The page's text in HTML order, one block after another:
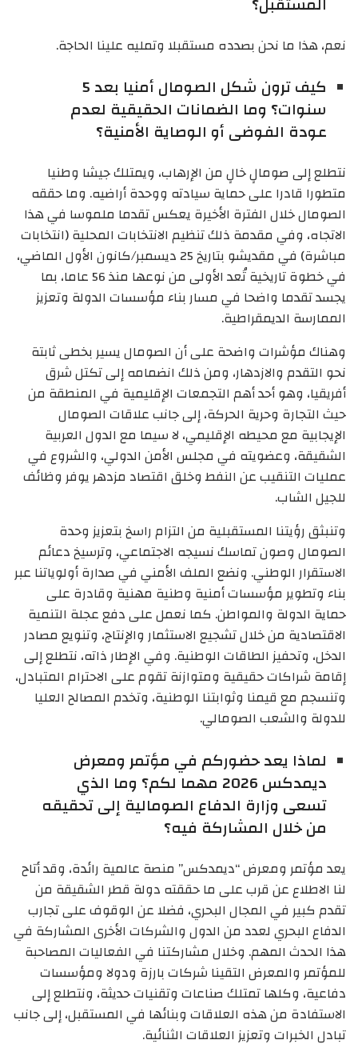
نعم، هذا ما نحن بصدده مستقبلا وتمليه علينا الحاجة.
كيف ترون شكل الصومال أمنيا بعد 5
سنوات؟ وما الضمانات الحقيقية لعدم
عودة الفوضى أو الوصاية الأمنية؟
نتطلع إلى صومالٍ خالٍ من الإرهاب، ويمتلك جيشا وطنيا
متطورا قادرا على حماية سيادته ووحدة أراضيه. وما حققه
الصومال خلال الفترة الأخيرة يعكس تقدما ملموسا في هذا
الاتجاه، وفي مقدمة ذلك تنظيم الانتخابات المحلية (انتخابات
مباشرة) في مقديشو بتاريخ 25 ديسمبر/كانون الأول الماضي،
في خطوة تاريخية تُعد الأولى من نوعها منذ 56 عاما، بما
يجسد تقدما واضحا في مسار بناء مؤسسات الدولة وتعزيز
الممارسة الديمقراطية.
وهناك مؤشرات واضحة على أن الصومال يسير بخطى ثابتة
نحو التقدم والازدهار، ومن ذلك انضمامه إلى تكتل شرق
أفريقيا، وهو أحد أهم التجمعات الإقليمية في المنطقة من
حيث التجارة وحرية الحركة، إلى جانب علاقات الصومال
الإيجابية مع محيطه الإقليمي، لا سيما مع الدول العربية
الشقيقة، وعضويته في مجلس الأمن الدولي، والشروع في
عمليات التنقيب عن النفط وخلق اقتصاد مزدهر يوفر وظائف
للجيل الشاب.
وتنبثق رؤيتنا المستقبلية من التزام راسخ بتعزيز وحدة
الصومال وصون تماسك نسيجه الاجتماعي، وترسيخ دعائم
الاستقرار الوطني. ونضع الملف الأمني في صدارة أولوياتنا عبر
بناء وتطوير مؤسسات أمنية وطنية مهنية وقادرة على
حماية الدولة والمواطن. كما نعمل على دفع عجلة التنمية
الاقتصادية من خلال تشجيع الاستثمار والإنتاج، وتنويع مصادر
الدخل، وتحفيز الطاقات الوطنية. وفي الإطار ذاته، نتطلع إلى
إقامة شراكات حقيقية ومتوازنة تقوم على الاحترام المتبادل،
وتنسجم مع قيمنا وثوابتنا الوطنية، وتخدم المصالح العليا
للدولة والشعب الصومالي.
لماذا يعد حضوركم في مؤتمر ومعرض
ديمدكس 2026 مهما لكم؟ وما الذي
تسعى وزارة الدفاع الصومالية إلى تحقيقه
من خلال المشاركة فيه؟
يعد مؤتمر ومعرض “ديمدكس” منصة عالمية رائدة، وقد أتاح
لنا الاطلاع عن قرب على ما حققته دولة قطر الشقيقة من
تقدم كبير في المجال البحري، فضلا عن الوقوف على تجارب
الدفاع البحري لعدد من الدول والشركات الأخرى المشاركة في
هذا الحدث المهم. وخلال مشاركتنا في الفعاليات المصاحبة
للمؤتمر والمعرض التقينا شركات بارزة ودولا ومؤسسات
دفاعية، وكلها تمتلك صناعات وتقنيات حديثة، ونتطلع إلى
الاستفادة من هذه العلاقات وبنائها في المستقبل، إلى جانب
تبادل الخبرات وتعزيز العلاقات الثنائية.